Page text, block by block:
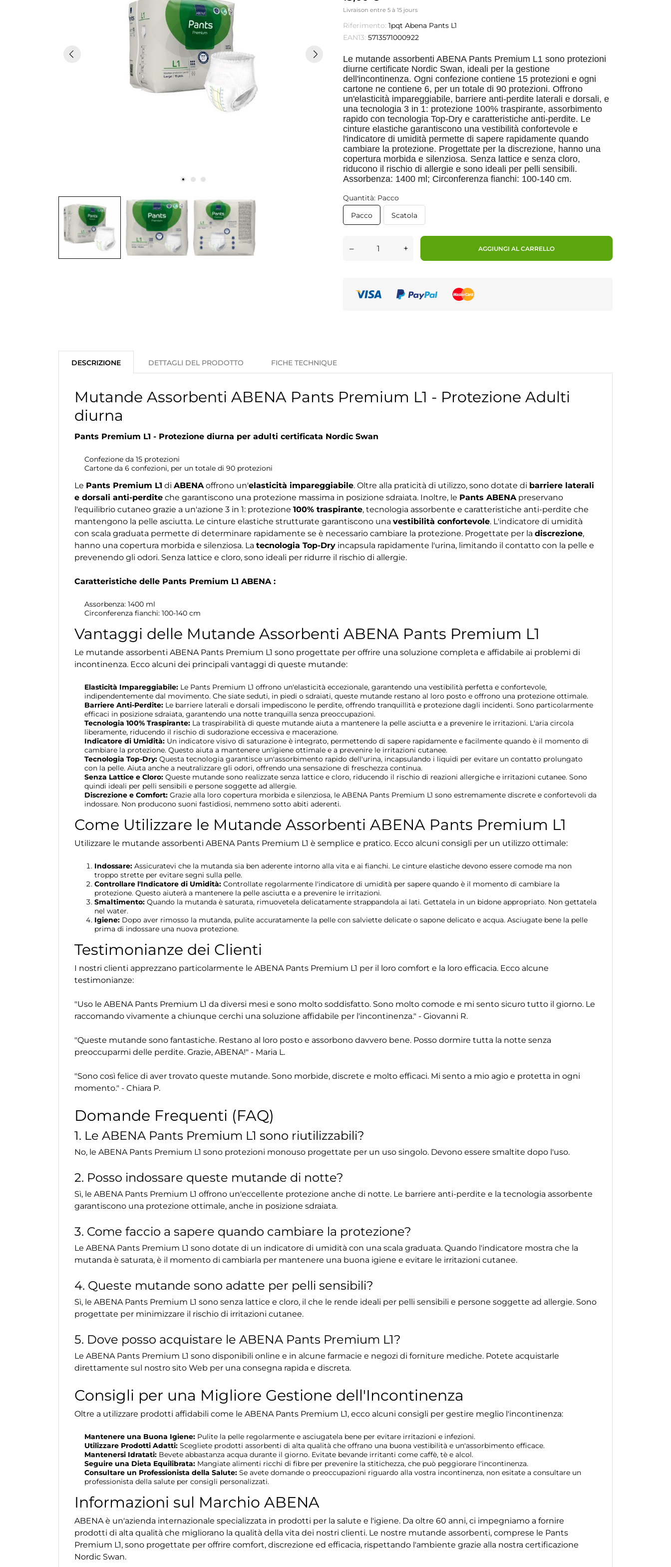
Livraison entre 5 à 15 jours
Riferimento: 1pqt Abena Pants L1
EAN13: 5713571000922
Le mutande assorbenti ABENA Pants Premium L1 sono protezioni
diurne certificate Nordic Swan, ideali per la gestione
dell'incontinenza. Ogni confezione contiene 15 protezioni e ogni
cartone ne contiene 6, per un totale di 90 protezioni. Offrono
un'elasticità impareggiabile, barriere anti-perdite laterali e dorsali, e
una tecnologia 3 in 1: protezione 100% traspirante, assorbimento
rapido con tecnologia Top-Dry e caratteristiche anti-perdite. Le
cinture elastiche garantiscono una vestibilità confortevole e
l'indicatore di umidità permette di sapere rapidamente quando
cambiare la protezione. Progettate per la discrezione, hanno una
copertura morbida e silenziosa. Senza lattice e senza cloro,
riducono il rischio di allergie e sono ideali per pelli sensibili.
Assorbenza: 1400 ml; Circonferenza fianchi: 100-140 cm.
Quantità: Pacco
Pacco
Scatola
– + AGGIUNGI AL CARRELLO
DESCRIZIONE DETTAGLI DEL PRODOTTO FICHE TECHNIQUE
Mutande Assorbenti ABENA Pants Premium L1 - Protezione Adulti
diurna
Pants Premium L1 - Protezione diurna per adulti certificata Nordic Swan
Confezione da 15 protezioni
Cartone da 6 confezioni, per un totale di 90 protezioni
Le Pants Premium L1 di ABENAoffrono un'elasticità impareggiabile. Oltre alla praticità di utilizzo, sono dotate di barriere laterali
e dorsali anti-perdite che garantiscono una protezione massima in posizione sdraiata. Inoltre, le Pants ABENApreservano
l'equilibrio cutaneo grazie a un'azione 3 in 1: protezione 100% traspirante, tecnologia assorbente e caratteristiche anti-perdite che
mantengono la pelle asciutta. Le cinture elastiche strutturate garantiscono una vestibilità confortevole. L'indicatore di umidità
con scala graduata permette di determinare rapidamente se è necessario cambiare la protezione. Progettate per la discrezione,
hanno una copertura morbida e silenziosa. La tecnologia Top-Dry incapsula rapidamente l'urina, limitando il contatto con la pelle e
prevenendo gli odori. Senza lattice e cloro, sono ideali per ridurre il rischio di allergie.
Caratteristiche delle Pants Premium L1 ABENA :
Assorbenza: 1400 ml
Circonferenza fianchi: 100-140 cm
Vantaggi delle Mutande Assorbenti ABENA Pants Premium L1
Le mutande assorbenti ABENA Pants Premium L1 sono progettate per offrire una soluzione completa e affidabile ai problemi di
incontinenza. Ecco alcuni dei principali vantaggi di queste mutande:
Elasticità Impareggiabile: Le Pants Premium L1 offrono un'elasticità eccezionale, garantendo una vestibilità perfetta e confortevole,
indipendentemente dal movimento. Che siate seduti, in piedi o sdraiati, queste mutande restano al loro posto e offrono una protezione ottimale.
Barriere Anti-Perdite: Le barriere laterali e dorsali impediscono le perdite, offrendo tranquillità e protezione dagli incidenti. Sono particolarmente
efficaci in posizione sdraiata, garantendo una notte tranquilla senza preoccupazioni.
Tecnologia 100% Traspirante: La traspirabilità di queste mutande aiuta a mantenere la pelle asciutta e a prevenire le irritazioni. L'aria circola
liberamente, riducendo il rischio di sudorazione eccessiva e macerazione.
Indicatore di Umidità: Un indicatore visivo di saturazione è integrato, permettendo di sapere rapidamente e facilmente quando è il momento di
cambiare la protezione. Questo aiuta a mantenere un'igiene ottimale e a prevenire le irritazioni cutanee.
Tecnologia Top-Dry: Questa tecnologia garantisce un'assorbimento rapido dell'urina, incapsulando i liquidi per evitare un contatto prolungato
con la pelle. Aiuta anche a neutralizzare gli odori, offrendo una sensazione di freschezza continua.
Senza Lattice e Cloro: Queste mutande sono realizzate senza lattice e cloro, riducendo il rischio di reazioni allergiche e irritazioni cutanee. Sono
quindi ideali per pelli sensibili e persone soggette ad allergie.
Discrezione e Comfort: Grazie alla loro copertura morbida e silenziosa, le ABENA Pants Premium L1 sono estremamente discrete e confortevoli da
indossare. Non producono suoni fastidiosi, nemmeno sotto abiti aderenti.
Come Utilizzare le Mutande Assorbenti ABENA Pants Premium L1
Utilizzare le mutande assorbenti ABENA Pants Premium L1 è semplice e pratico. Ecco alcuni consigli per un utilizzo ottimale:
Indossare: Assicuratevi che la mutanda sia ben aderente intorno alla vita e ai fianchi. Le cinture elastiche devono essere comode ma non
troppo strette per evitare segni sulla pelle.
Controllare l'Indicatore di Umidità: Controllate regolarmente l'indicatore di umidità per sapere quando è il momento di cambiare la
protezione. Questo aiuterà a mantenere la pelle asciutta e a prevenire le irritazioni.
Smaltimento: Quando la mutanda è saturata, rimuovetela delicatamente strappandola ai lati. Gettatela in un bidone appropriato. Non gettatela
nel water.
Igiene: Dopo aver rimosso la mutanda, pulite accuratamente la pelle con salviette delicate o sapone delicato e acqua. Asciugate bene la pelle
prima di indossare una nuova protezione.
Testimonianze dei Clienti
I nostri clienti apprezzano particolarmente le ABENA Pants Premium L1 per il loro comfort e la loro efficacia. Ecco alcune
testimonianze:
"Uso le ABENA Pants Premium L1 da diversi mesi e sono molto soddisfatto. Sono molto comode e mi sento sicuro tutto il giorno. Le
raccomando vivamente a chiunque cerchi una soluzione affidabile per l'incontinenza." - Giovanni R.
"Queste mutande sono fantastiche. Restano al loro posto e assorbono davvero bene. Posso dormire tutta la notte senza
preoccuparmi delle perdite. Grazie, ABENA!" - Maria L.
"Sono così felice di aver trovato queste mutande. Sono morbide, discrete e molto efficaci. Mi sento a mio agio e protetta in ogni
momento." - Chiara P.
Domande Frequenti (FAQ)
1. Le ABENA Pants Premium L1 sono riutilizzabili?
No, le ABENA Pants Premium L1 sono protezioni monouso progettate per un uso singolo. Devono essere smaltite dopo l'uso.
2. Posso indossare queste mutande di notte?
Sì, le ABENA Pants Premium L1 offrono un'eccellente protezione anche di notte. Le barriere anti-perdite e la tecnologia assorbente
garantiscono una protezione ottimale, anche in posizione sdraiata.
3. Come faccio a sapere quando cambiare la protezione?
Le ABENA Pants Premium L1 sono dotate di un indicatore di umidità con una scala graduata. Quando l'indicatore mostra che la
mutanda è saturata, è il momento di cambiarla per mantenere una buona igiene e evitare le irritazioni cutanee.
4. Queste mutande sono adatte per pelli sensibili?
Sì, le ABENA Pants Premium L1 sono senza lattice e cloro, il che le rende ideali per pelli sensibili e persone soggette ad allergie. Sono
progettate per minimizzare il rischio di irritazioni cutanee.
5. Dove posso acquistare le ABENA Pants Premium L1?
Le ABENA Pants Premium L1 sono disponibili online e in alcune farmacie e negozi di forniture mediche. Potete acquistarle
direttamente sul nostro sito Web per una consegna rapida e discreta.
Consigli per una Migliore Gestione dell'Incontinenza
Oltre a utilizzare prodotti affidabili come le ABENA Pants Premium L1, ecco alcuni consigli per gestire meglio l'incontinenza:
Mantenere una Buona Igiene: Pulite la pelle regolarmente e asciugatela bene per evitare irritazioni e infezioni.
Utilizzare Prodotti Adatti: Scegliete prodotti assorbenti di alta qualità che offrano una buona vestibilità e un'assorbimento efficace.
Mantenersi Idratati: Bevete abbastanza acqua durante il giorno. Evitate bevande irritanti come caffè, tè e alcol.
Seguire una Dieta Equilibrata: Mangiate alimenti ricchi di fibre per prevenire la stitichezza, che può peggiorare l'incontinenza.
Consultare un Professionista della Salute: Se avete domande o preoccupazioni riguardo alla vostra incontinenza, non esitate a consultare un
professionista della salute per consigli personalizzati.
Informazioni sul Marchio ABENA
ABENA è un'azienda internazionale specializzata in prodotti per la salute e l'igiene. Da oltre 60 anni, ci impegniamo a fornire
prodotti di alta qualità che migliorano la qualità della vita dei nostri clienti. Le nostre mutande assorbenti, comprese le Pants
Premium L1, sono progettate per offrire comfort, discrezione ed efficacia, rispettando l'ambiente grazie alla nostra certificazione
Nordic Swan.